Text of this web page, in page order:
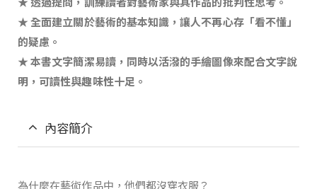
★ 全面建立關於藝術的基本知識，讓人不再心存「看不懂」
的疑慮。
★ 本書文字簡潔易讀，同時以活潑的手繪圖像來配合文字說
明，可讀性與趣味性十足。
內容簡介
為什麼在藝術作品中，他們都沒穿衣服？